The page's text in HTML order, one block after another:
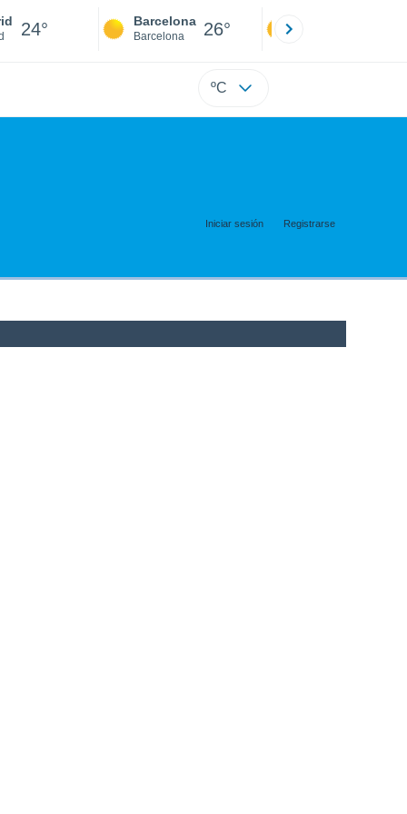
24° Barcelona
Barcelona 26°
ºC
Iniciar sesión Registrarse